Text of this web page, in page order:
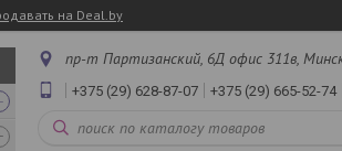
на Deal.by
пр-т Партизанский, 6Д офис 311в,
+375 (29) 628-87-07 +375 (29) 665-52-74